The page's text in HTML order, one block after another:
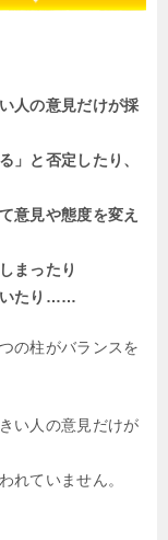
人の意見だけが採
」と否定したり、
意見や態度を変え
まったり
いたり……
の柱がバランスを
い人の意見だけが
れていません。